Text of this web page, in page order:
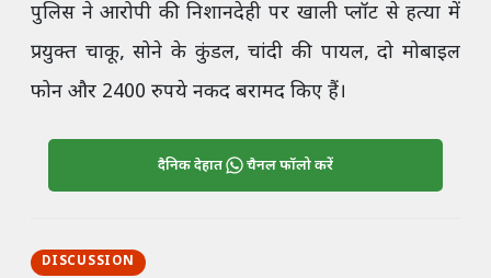
पुलिस ने आरोपी की निशानदेही पर खाली प्लॉट से हत्या में
प्रयुक्त चाकू, सोने के कुंडल, चांदी की पायल, दो मोबाइल
फोन और 2400 रुपये नकद बरामद किए हैं।
दैनिक देहात चैनल फॉलो करें
DISCUSSION